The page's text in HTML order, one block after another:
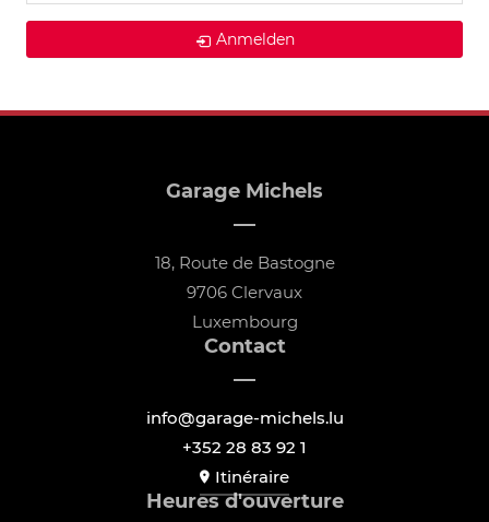
Anmelden
Garage Michels
18, Route de Bastogne
9706 Clervaux
Luxembourg
Contact
info@garage-michels.lu
+352 28 83 92 1
Itinéraire
Heures d'ouverture